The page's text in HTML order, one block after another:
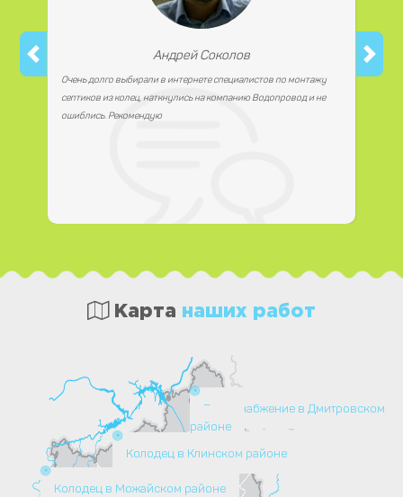
Андрей Соколов
Очень долго выбирали в интернете специалистов по монтажу
септиков из колец, наткнулись на компанию Водопровод и не
ошиблись. Рекомендую
Карта наших работ
Колодец в Клинском районе
Колодец в Можайском районе
Водоснабжение в Дмитровском
районе